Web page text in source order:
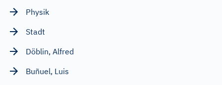
Physik
Stadt
Döblin, Alfred
Buñuel, Luis